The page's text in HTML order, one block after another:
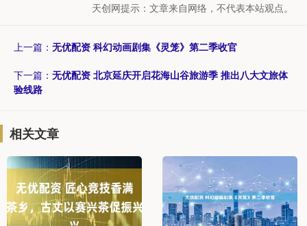
天创网提示：文章来自网络，不代表本站观点。
上一篇： 无优配资 科幻动画剧集《灵笼》第二季收官
下一篇： 无优配资 北京延庆开启花海山谷旅游季 推出八大文旅体
验线路
相关文章